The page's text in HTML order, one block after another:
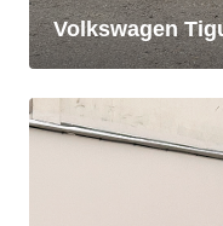
Volkswagen